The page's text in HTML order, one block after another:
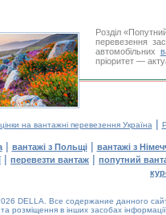
Розділ
перевезення
автомобільних
пріоритет —
на вантажні перевезення Україна |
| вантажі з Польщі| вантажі з
| перевезти вантаж | попутний
DELLA. Все содержание данного
розміщення в інших засобах